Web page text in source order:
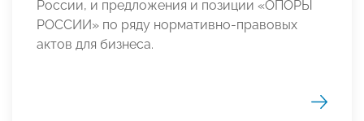
России, и предложения и позиции «ОПОРЫ
РОССИИ» по ряду нормативно-правовых
актов для бизнеса.